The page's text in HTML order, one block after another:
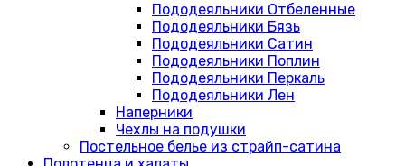
Пододеяльники Отбеленные
Пододеяльники Бязь
Пододеяльники Сатин
Пододеяльники Поплин
Пододеяльники Перкаль
Пододеяльники Лен
Наперники
Чехлы на подушки
Постельное белье из страйп-сатина